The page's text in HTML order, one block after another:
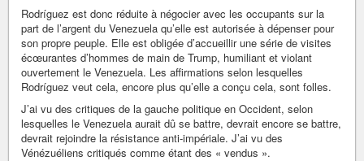
Rodríguez est donc réduite à négocier avec les occupants sur la
part de l’argent du Venezuela qu’elle est autorisée à dépenser pour
son propre peuple. Elle est obligée d’accueillir une série de visites
écœurantes d’hommes de main de Trump, humiliant et violant
ouvertement le Venezuela. Les affirmations selon lesquelles
Rodríguez veut cela, encore plus qu’elle a conçu cela, sont folles.
J’ai vu des critiques de la gauche politique en Occident, selon
lesquelles le Venezuela aurait dû se battre, devrait encore se battre,
devrait rejoindre la résistance anti-impériale. J’ai vu des
Vénézuéliens critiqués comme étant des « vendus ».